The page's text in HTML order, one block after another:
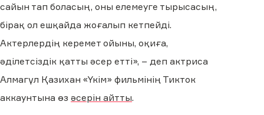
сайын тап боласың, оны елемеуге тырысасың,
бірақ ол ешқайда жоғалып кетпейді.
Актерлердің керемет ойыны, оқиға,
әділетсіздік қатты әсер етті», – деп актриса
Алмагүл Қазихан «Үкім» фильмінің Тикток
аккаунтына өз әсерін айтты.